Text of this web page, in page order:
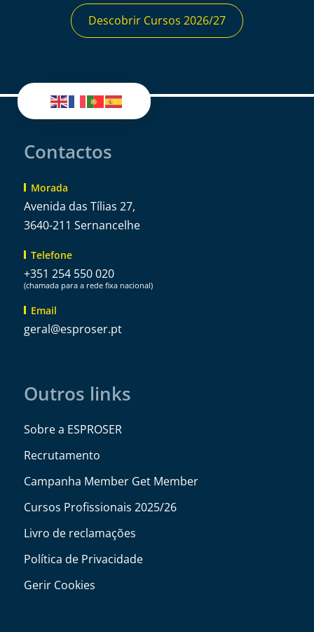
Descobrir Cursos 2026/27
Contactos
Morada
Avenida das Tílias 27,
3640-211 Sernancelhe
Telefone
+351 254 550 020
(chamada para a rede fixa nacional)
Email
tp.resorpse
@lareg
Outros links
Sobre a ESPROSER
Recrutamento
Campanha Member Get Member
Cursos Profissionais 2025/26
Livro de reclamações
Política de Privacidade
Gerir Cookies